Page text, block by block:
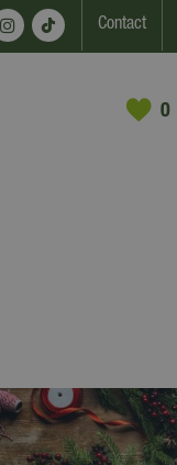
Contact